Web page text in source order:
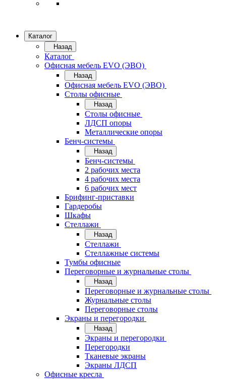
Каталог
Назад
Каталог
Офисная мебель EVO (ЭВО)
Назад
Офисная мебель EVO (ЭВО)
Cтолы офисные
Назад
Cтолы офисные
ЛДСП опоры
Металлические опоры
Бенч-системы
Назад
Бенч-системы
2 рабочих места
4 рабочих места
6 рабочих мест
Брифинг-приставки
Гардеробы
Шкафы
Стеллажи
Назад
Стеллажи
Стеллажные системы
Тумбы офисные
Переговорные и журнальные столы
Назад
Переговорные и журнальные столы
Журнальные столы
Переговорные столы
Экраны и перегородки
Назад
Экраны и перегородки
Перегородки
Тканевые экраны
Экраны ЛДСП
Офисные кресла